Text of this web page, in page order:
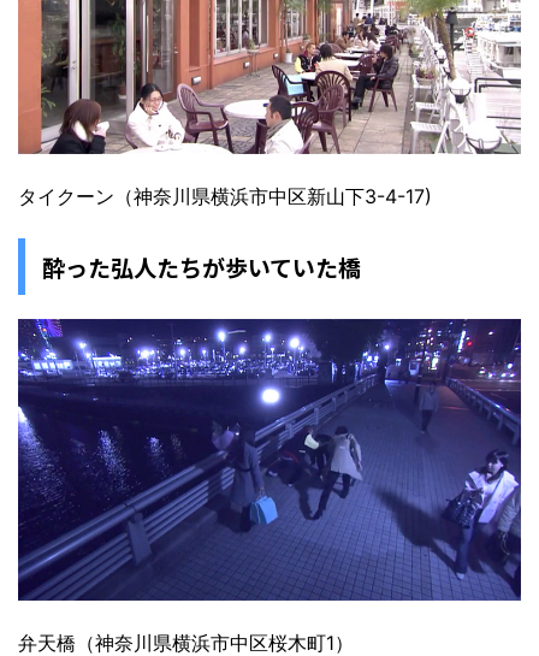
タイクーン（神奈川県横浜市中区新山下3-4-17)
酔った弘人たちが歩いていた橋
弁天橋（神奈川県横浜市中区桜木町1）